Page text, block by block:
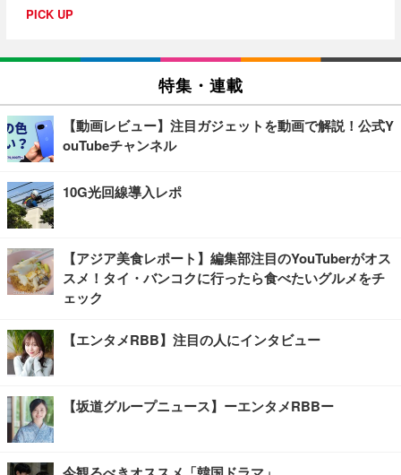
PICK UP
特集・連載
【動画レビュー】注目ガジェットを動画で解説！公式Y
ouTubeチャンネル
10G光回線導入レポ
【アジア美食レポート】編集部注目のYouTuberがオス
スメ！タイ・バンコクに行ったら食べたいグルメをチ
ェック
【エンタメRBB】注目の人にインタビュー
【坂道グループニュース】ーエンタメRBBー